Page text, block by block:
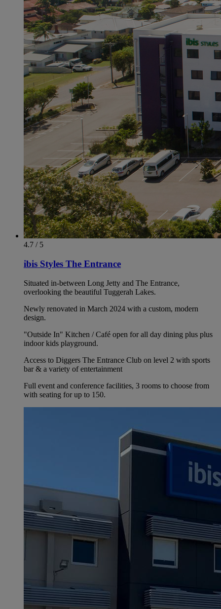
4.7 / 5
ibis Styles The Entrance
Situated in-between Long Jetty and The Entrance,
overlooking the beautiful Tuggerah Lakes.
Newly renovated in March 2024 with a custom, modern
design.
"Outside In" Kitchen / Café open for all day dining plus plus
indoor kids playground.
Access to Diggers The Entrance Club on level 2 with sports
bar & a variety of entertainment
Full event and conference facilities, 3 rooms to choose from
with seating for up to 150.